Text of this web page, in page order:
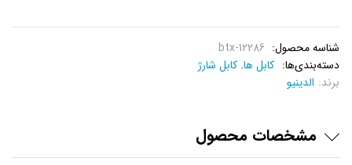
شناسه محصول: btx-12286
دسته‌بندی‌ها: کابل ها, کابل شارژ
برند: الدینیو
مشخصات محصول